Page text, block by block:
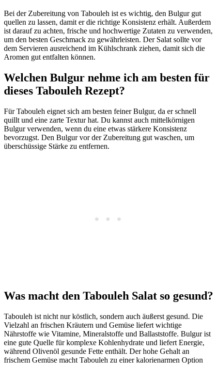
Bei der Zubereitung von Tabouleh ist es wichtig, den Bulgur gut
quellen zu lassen, damit er die richtige Konsistenz erhält. Außerdem
ist darauf zu achten, frische und hochwertige Zutaten zu verwenden,
um den besten Geschmack zu gewährleisten. Der Salat sollte vor
dem Servieren ausreichend im Kühlschrank ziehen, damit sich die
Aromen gut entfalten können.
Welchen Bulgur nehme ich am besten für
dieses Tabouleh Rezept?
Für Tabouleh eignet sich am besten feiner Bulgur, da er schnell
quillt und eine zarte Textur hat. Du kannst auch mittelkörnigen
Bulgur verwenden, wenn du eine etwas stärkere Konsistenz
bevorzugst. Den Bulgur vor der Zubereitung gut waschen, um
überschüssige Stärke zu entfernen.
Was macht den Tabouleh Salat so gesund?
Tabouleh ist nicht nur köstlich, sondern auch äußerst gesund. Die
Vielzahl an frischen Kräutern und Gemüse liefert wichtige
Nährstoffe wie Vitamine, Mineralstoffe und Ballaststoffe. Bulgur ist
eine gute Quelle für komplexe Kohlenhydrate und liefert Energie,
während Olivenöl gesunde Fette enthält. Der hohe Gehalt an
frischem Gemüse macht Tabouleh zu einer kalorienarmen Option